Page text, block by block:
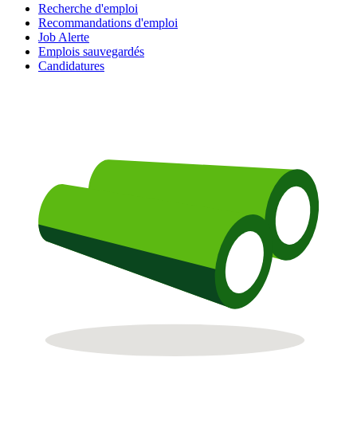
Recherche d'emploi
Recommandations d'emploi
Job Alerte
Emplois sauvegardés
Candidatures